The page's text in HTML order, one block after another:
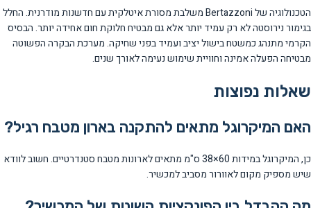
הטכנולוגיה של Bertazzoni משלבת מסורת איטלקית עם חדשנות מודרנית. החלל
בגימור נירוסטה לא רק עמיד יותר אלא גם מבטיח חלוקת חום אחידה יותר. הבסיס
הקרמי מתנהג כמשטח בישול יציב ועמיד בפני שחיקה. מערכת הבקרה הפשוטה
מבטיחה הפעלה אמינה וחוויית שימוש נעימה לאורך שנים.
שאלות נפוצות
האם המיקרוגל מתאים להתקנה בארון מטבח רגיל?
כן, המיקרוגל במידות 60×38 ס"מ מתאים לארונות מטבח סטנדרטיים. חשוב לוודא
שיש מספיק מקום לאוורור מסביב למכשיר.